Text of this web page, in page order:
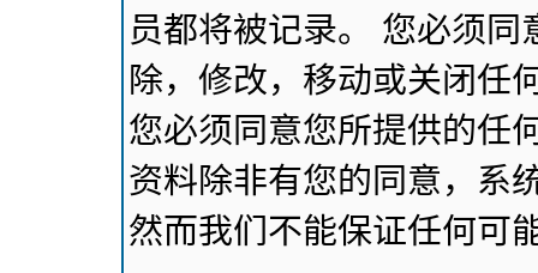
员都将被记录。 您必须
除，修改，移动或关闭任
您必须同意您所提供的任
资料除非有您的同意，系
然而我们不能保证任何可